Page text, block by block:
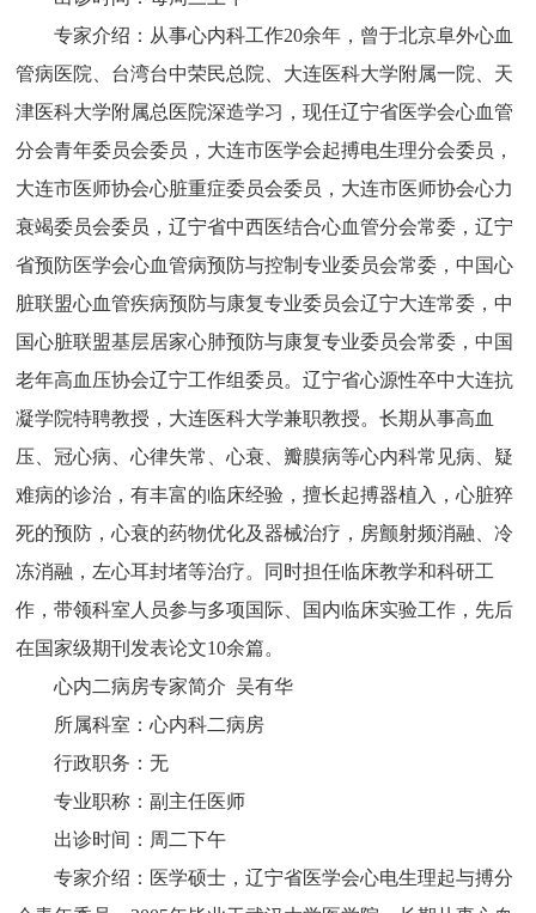
专家介绍：从事心内科工作20余年，曾于北京阜外心血
管病医院、台湾台中荣民总院、大连医科大学附属一院、天
津医科大学附属总医院深造学习，现任辽宁省医学会心血管
分会青年委员会委员，大连市医学会起搏电生理分会委员，
大连市医师协会心脏重症委员会委员，大连市医师协会心力
衰竭委员会委员，辽宁省中西医结合心血管分会常委，辽宁
省预防医学会心血管病预防与控制专业委员会常委，中国心
脏联盟心血管疾病预防与康复专业委员会辽宁大连常委，中
国心脏联盟基层居家心肺预防与康复专业委员会常委，中国
老年高血压协会辽宁工作组委员。辽宁省心源性卒中大连抗
凝学院特聘教授，大连医科大学兼职教授。长期从事高血
压、冠心病、心律失常、心衰、瓣膜病等心内科常见病、疑
难病的诊治，有丰富的临床经验，擅长起搏器植入，心脏猝
死的预防，心衰的药物优化及器械治疗，房颤射频消融、冷
冻消融，左心耳封堵等治疗。同时担任临床教学和科研工
作，带领科室人员参与多项国际、国内临床实验工作，先后
在国家级期刊发表论文10余篇。
心内二病房专家简介 吴有华
所属科室：心内科二病房
行政职务：无
专业职称：副主任医师
出诊时间：周二下午
专家介绍：医学硕士，辽宁省医学会心电生理起与搏分